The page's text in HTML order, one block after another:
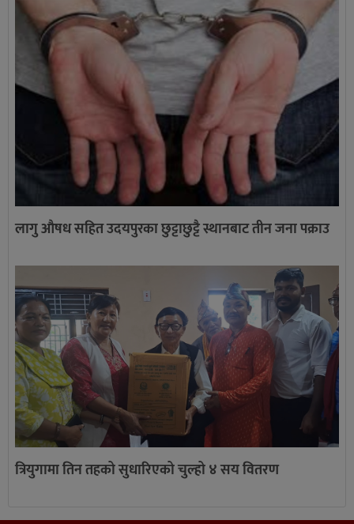
लागु औषध सहित उदयपुरका छुट्टाछुट्टै स्थानबाट तीन जना पक्राउ
त्रियुगामा तिन तहको सुधारिएको चुल्हो ४ सय वितरण